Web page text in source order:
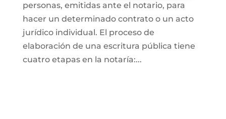
personas, emitidas ante el notario, para
hacer un determinado contrato o un acto
jurídico individual. El proceso de
elaboración de una escritura pública tiene
cuatro etapas en la notaría:...